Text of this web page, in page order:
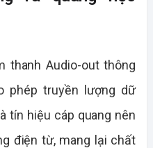
thanh Audio-out thông
phép truyền lượng dữ
tín hiệu cáp quang nên
điện từ, mang lại chất